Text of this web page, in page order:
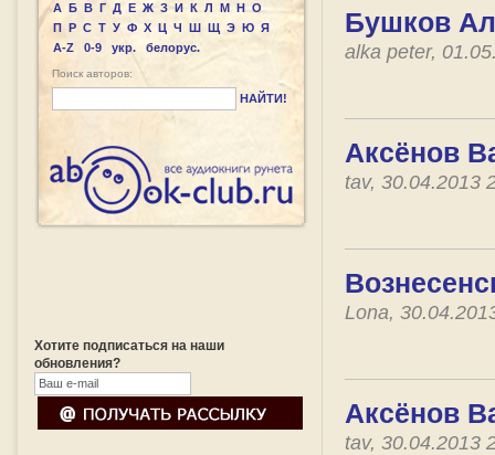
А Б В Г Д Е Ж З И К Л М Н О
П Р С Т У Ф Х Ц Ч Ш Щ Э Ю Я
A-Z
0-9 укр. белорус.
Поиск авторов:
НАЙТИ!
Хотите подписаться на наши
обновления?
Бушков
alka peter,
Аксёнов
tav,
Lona,
Аксёнов
tav,